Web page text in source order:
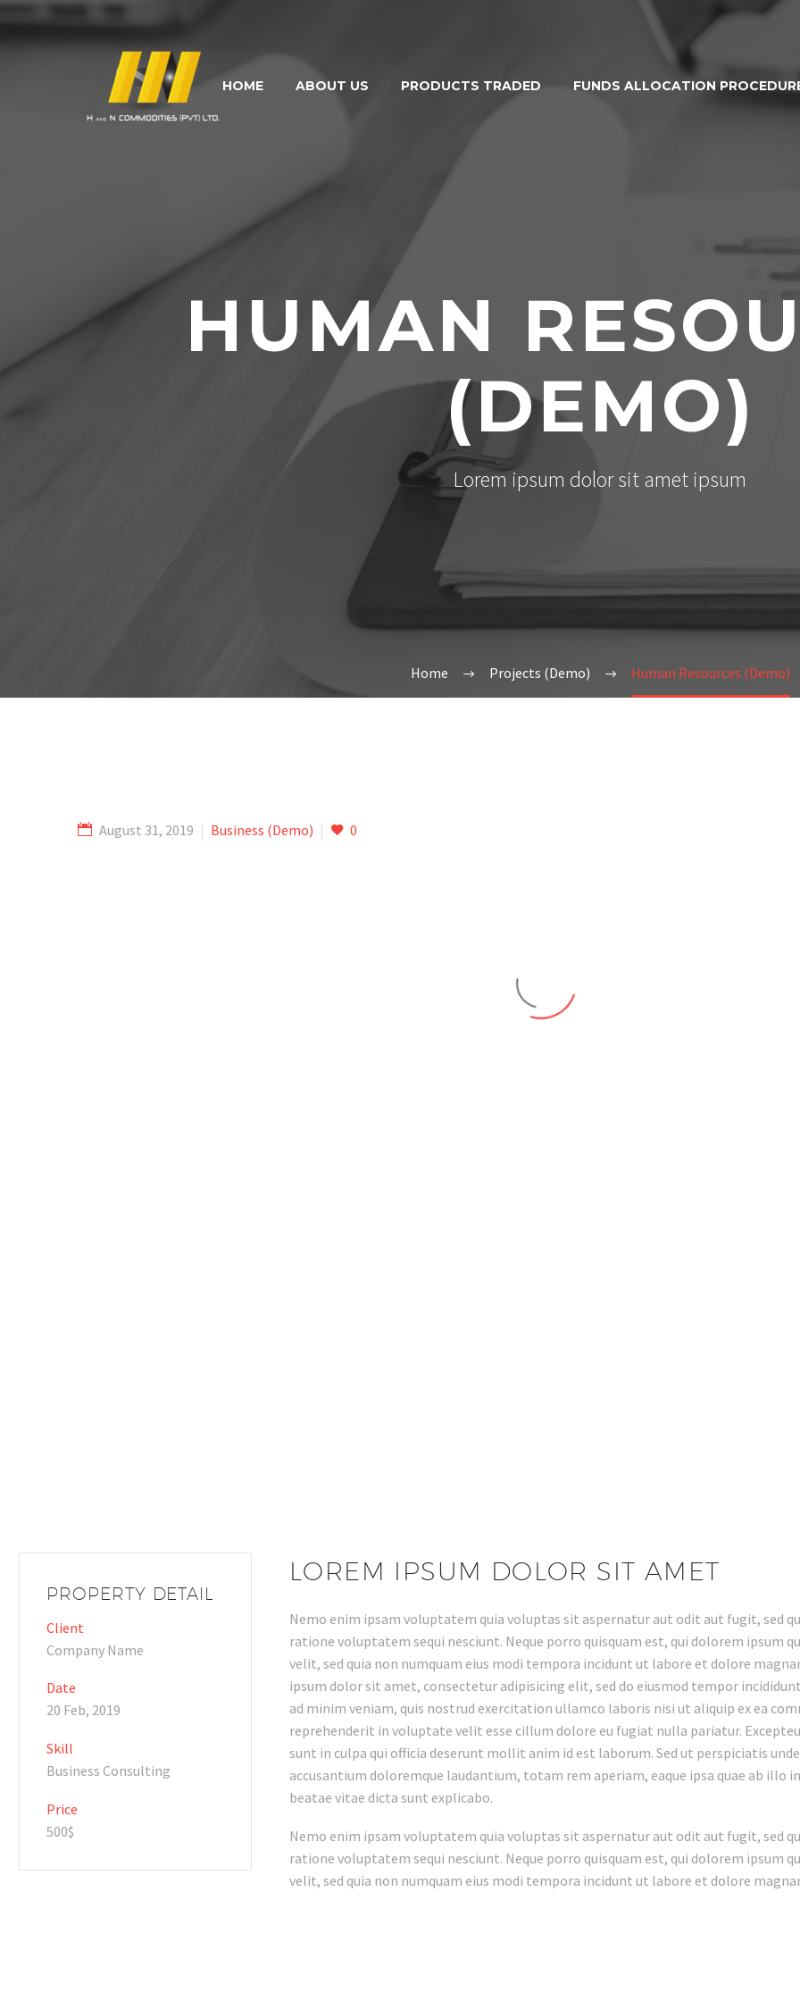
HOME ABOUT US PRODUCTS TRADED FUNDS ALLOCATION
HUMAN
(DEMO)
Lorem ipsum dolor sit amet ipsum
Home Projects (Demo) Human Resources (Demo)
August 31, 2019 Business (Demo) 0
PROPERTY DETAIL
Client
Company Name
Date
20 Feb, 2019
Skill
Business Consulting
Price
500$
LOREM IPSUM DOLOR SIT AMET
Nemo enim ipsam voluptatem quia voluptas sit aspernatur aut odit aut fugit, sed
ratione voluptatem sequi nesciunt. Neque porro quisquam est, qui dolorem ipsum
velit, sed quia non numquam eius modi tempora incidunt ut labore et dolore
ipsum dolor sit amet, consectetur adipisicing elit, sed do eiusmod tempor
ad minim veniam, quis nostrud exercitation ullamco laboris nisi ut aliquip ex ea
reprehenderit in voluptate velit esse cillum dolore eu fugiat nulla pariatur.
sunt in culpa qui officia deserunt mollit anim id est laborum. Sed ut perspiciatis
accusantium doloremque laudantium, totam rem aperiam, eaque ipsa quae ab illo
beatae vitae dicta sunt explicabo.
Nemo enim ipsam voluptatem quia voluptas sit aspernatur aut odit aut fugit, sed
ratione voluptatem sequi nesciunt. Neque porro quisquam est, qui dolorem ipsum
velit, sed quia non numquam eius modi tempora incidunt ut labore et dolore